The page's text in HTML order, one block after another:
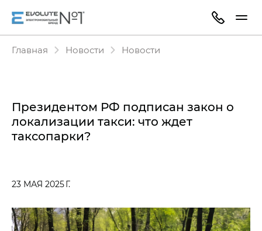
Главная Новости Новости
Президентом РФ подписан закон о
локализации такси: что ждет
таксопарки?
23 МАЯ 2025 Г.